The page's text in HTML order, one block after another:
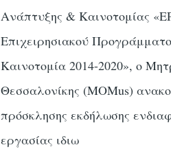
Ανάπτυξης &
Επιχειρησιακού
Καινοτομία 2014-2020», ο
Θεσσαλονίκης (MOMus)
πρόσκλησης εκδήλωσης
εργασίας ιδιω